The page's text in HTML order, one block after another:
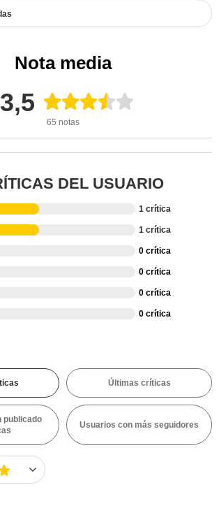
Nota media
3,5
65 notas
DEL USUARIO
1 crítica
1 crítica
0 crítica
0 crítica
0 crítica
0 crítica
Últimas críticas
publicado
Usuarios con más seguidores